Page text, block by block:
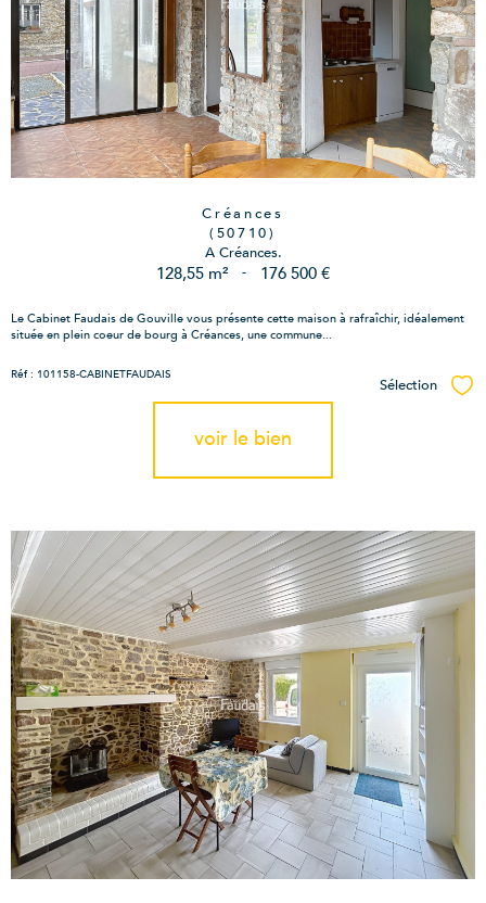
Créances
(50710)
A Créances.
128,55 m² - 176 500 €
Le Cabinet Faudais de Gouville vous présente cette maison à rafraîchir, idéalement
située en plein coeur de bourg à Créances, une commune...
Réf : 101158-CABINETFAUDAIS
Sélection
voir le bien